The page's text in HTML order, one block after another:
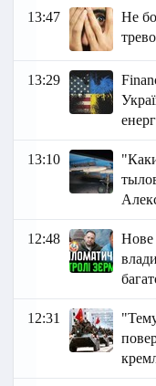
13:47
Не
13:29
13:10
12:48
Нове
12:31